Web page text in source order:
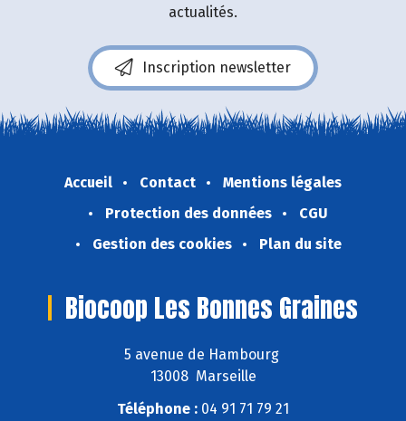
actualités.
Inscription newsletter
Accueil Contact
Mentions légales
Protection des données
CGU
Gestion des cookies
Plan du site
Biocoop Les Bonnes Graines
5 avenue de Hambourg
13008 Marseille
Téléphone : 04 91 71 79 21